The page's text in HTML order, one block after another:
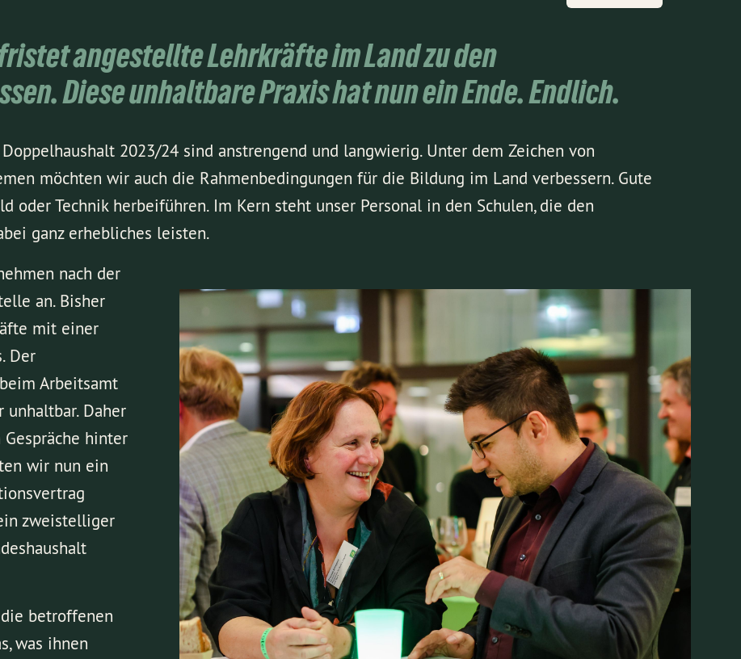
angestellte Lehrkräfte im Land zu den
Diese unhaltbare Praxis hat nun ein Ende. Endlich.
2023/24 sind anstrengend und langwierig. Unter dem Zeichen von
möchten wir auch die Rahmenbedingungen für die Bildung im Land verbessern. Gute
oder Technik herbeiführen. Im Kern steht unser Personal in den Schulen, die den
ganz erhebliches leisten.
nach der
an. Bisher
mit einer
Der
Arbeitsamt
unhaltbar. Daher
hinter
wir nun ein
zweistelliger
betroffenen
was ihnen